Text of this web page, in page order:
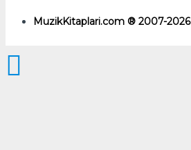
MuzikKitaplari.com ® 2007-2026